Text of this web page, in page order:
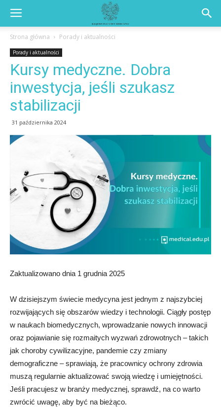
Strona główna Porady i aktualności
Porady i aktualności
Kursy medyczne. Dobra
inwestycja, jeśli szukasz
stabilizacji
31 października 2024
Zaktualizowano dnia 1 grudnia 2025
W dzisiejszym świecie medycyna jest jednym z najszybciej
rozwijających się obszarów wiedzy i technologii. Ciągły postęp
w naukach biomedycznych, wprowadzanie nowych innowacji
oraz pojawianie się rozmaitych wyzwań zdrowotnych – takich
jak choroby cywilizacyjne, pandemie czy zmiany
demograficzne – sprawiają, że pracownicy ochrony zdrowia
muszą regularnie aktualizować swoją wiedzę i umiejętności.
Jeśli pracujesz w branży medycznej, sprawdź, na co warto
zwrócić uwagę, aby być na bieżąco.